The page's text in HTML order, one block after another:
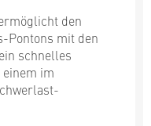
den
Pontons mit den
schnelles
im